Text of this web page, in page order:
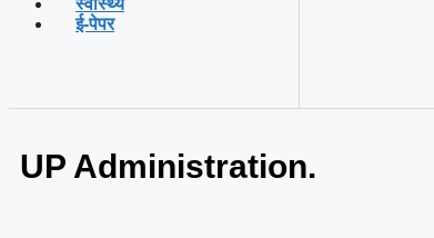
स्वास्थ्य
ई-पेपर
UP Administration.